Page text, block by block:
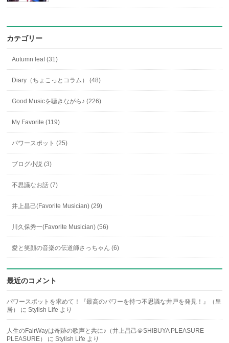
カテゴリー
Autumn leaf (31)
Diary（ちょこっとコラム） (48)
Good Musicを聴きながら♪ (226)
My Favorite (119)
パワースポット (25)
ブログ小説 (3)
不思議なお話 (7)
井上昌己(Favorite Musician) (29)
川久保秀一(Favorite Musician) (56)
愛と笑顔の音楽の伝道師さっちゃん (6)
最近のコメント
パワースポットを求めて！『最高のパワーを持つ不思議な井戸を発見！』（皇
居）
にStylish Life より
人生のFairWayは奇跡の歌声と共に♪（井上昌己＠SHIBUYA PLEASURE
PLEASURE）
にStylish Life より